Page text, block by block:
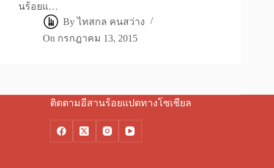
นร้อยแ…
By ไทสกล คนสว่าง
On กรกฎาคม 13, 2015
ติดตามอีสานร้อยแปดทางโซเชียล